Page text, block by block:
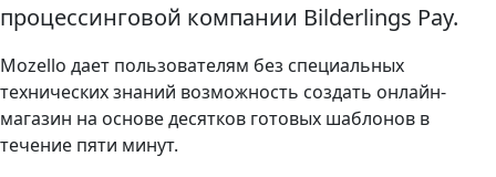
процессинговой компании Bilderlings Pay.
Mozello дает пользователям без специальных
технических знаний возможность создать онлайн-
магазин на основе десятков готовых шаблонов в
течение пяти минут.